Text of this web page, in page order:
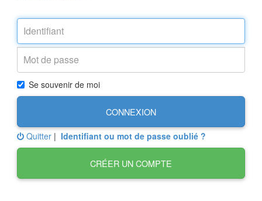
Se souvenir de moi
CONNEXION
Quitter | Identifiant ou mot de passe oublié ?
CRÉER UN COMPTE